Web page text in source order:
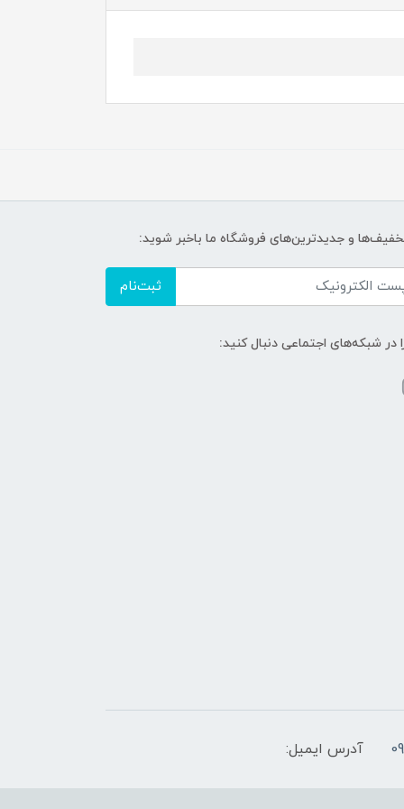
و جدیدترین‌های فروشگاه ما باخبر شوید:
ثبت‌نام
در شبکه‌های اجتماعی دنبال کنید:
آدرس ایمیل: